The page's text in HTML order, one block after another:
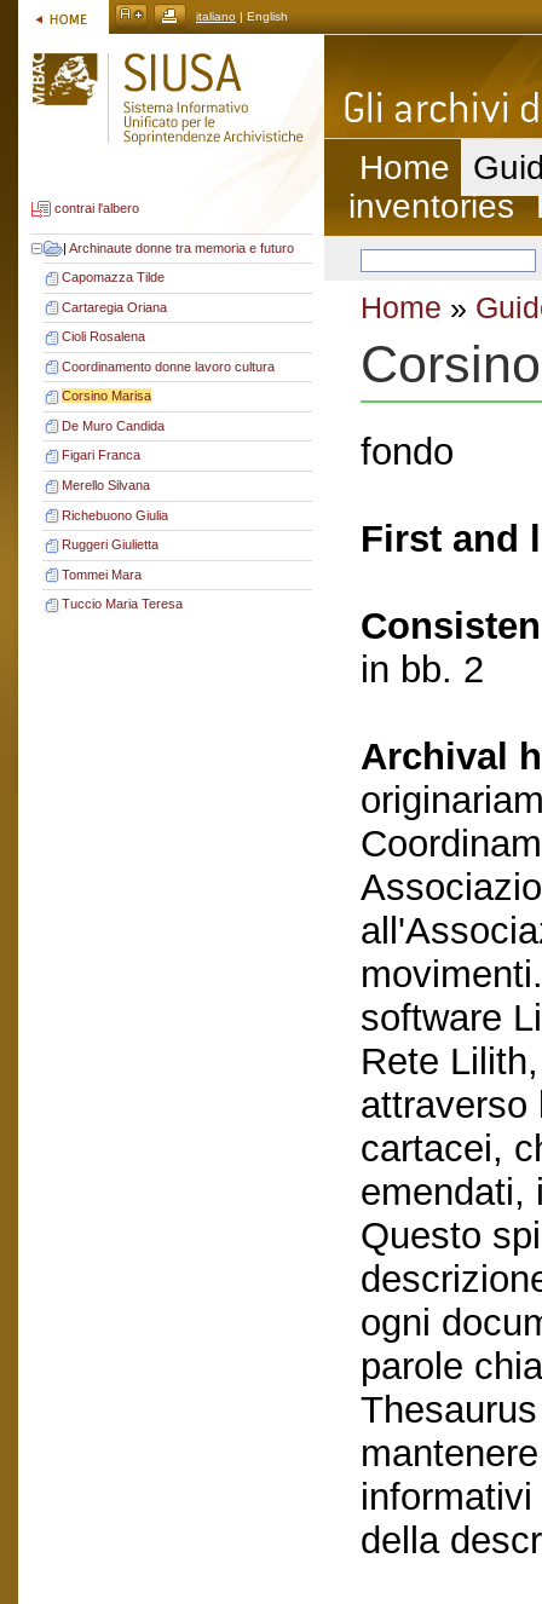
italiano | English
contrai l'albero
| Archinaute donne tra memoria e futuro
Capomazza Tilde
Cartaregia Oriana
Cioli Rosalena
Coordinamento donne lavoro cultura
Corsino Marisa
De Muro Candida
Figari Franca
Merello Silvana
Richebuono Giulia
Ruggeri Giulietta
Tommei Mara
Tuccio Maria Teresa
Home
inventories
Home »
fondo
First and
in bb. 2
Archival
software
Rete
attraverso
cartacei,
emendati,
Questo
ogni
parole
della